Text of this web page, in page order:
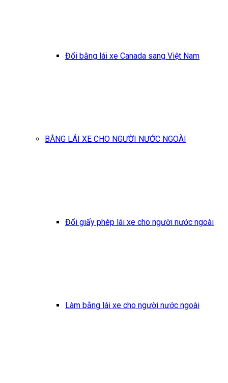
Đổi bằng lái xe Canada sang Việt Nam
BẰNG LÁI XE CHO NGƯỜI NƯỚC NGOÀI
Đổi giấy phép lái xe cho người nước ngoài
Làm bằng lái xe cho người nước ngoài